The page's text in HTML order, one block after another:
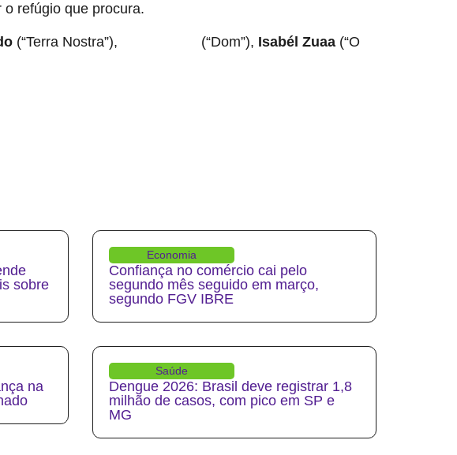
refúgio que procura.
(“Terra Nostra”), (“Dom”), Isabél Zuaa (“O
sobre
Economia
Confiança no comércio cai pelo
segundo mês seguido em março,
segundo FGV IBRE
na
Saúde
Dengue 2026: Brasil deve registrar 1,8
milhão de casos, com pico em SP e
MG